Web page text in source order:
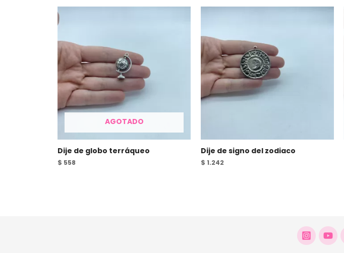
AGOTADO
Dije de globo terráqueo
$ 558
Dije de signo del zodiaco
$ 1.242